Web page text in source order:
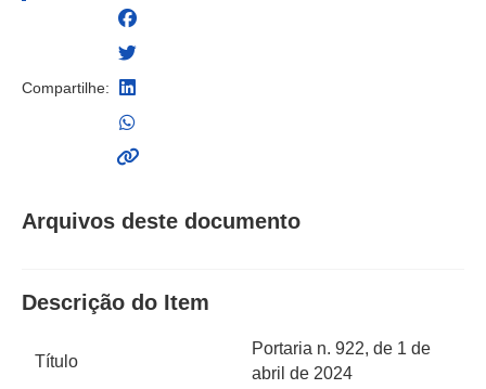
Compartilhe:
Arquivos deste documento
Descrição do Item
Título
Portaria n. 922, de 1 de
abril de 2024